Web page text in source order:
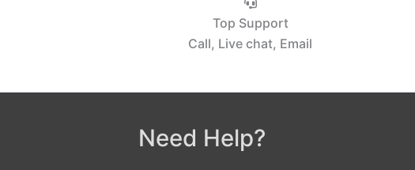
Top Support
Call, Live chat, Email
Need Help?